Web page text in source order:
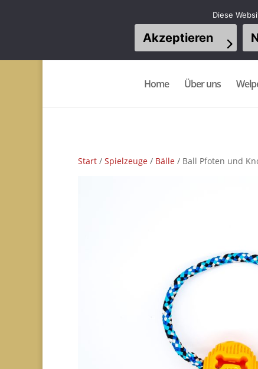
Home Über uns
Start / Spielzeuge / Bälle / Ball Pfoten und
Diese
Akzeptieren